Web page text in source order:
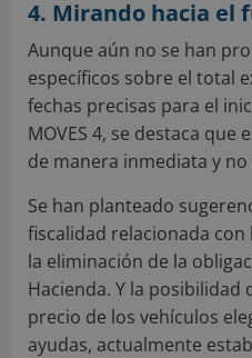
4. Mirando hacia el
Aunque aún no se han
específicos sobre el total
fechas precisas para el
MOVES 4, se destaca que
de manera inmediata y
Se han planteado
fiscalidad relacionada
la eliminación de la
Hacienda. Y la
precio de los vehículos
ayudas, actualmente